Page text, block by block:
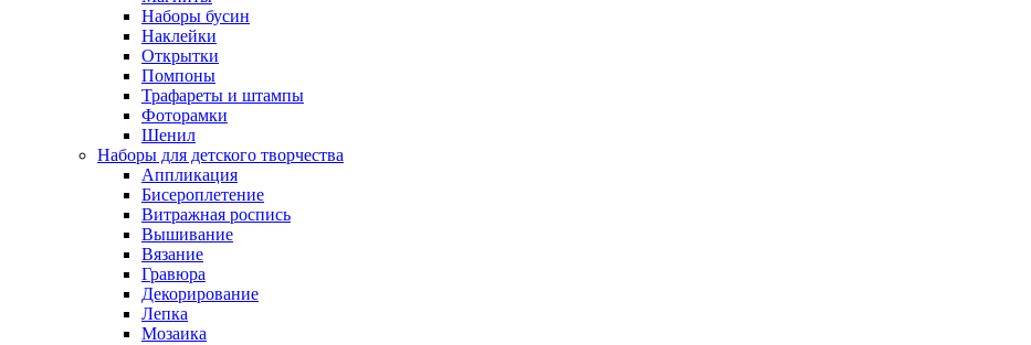
Наборы бусин
Наклейки
Открытки
Помпоны
Трафареты и штампы
Фоторамки
Шенил
Наборы для детского творчества
Аппликация
Бисероплетение
Витражная роспись
Вышивание
Вязание
Гравюра
Декорирование
Лепка
Мозаика